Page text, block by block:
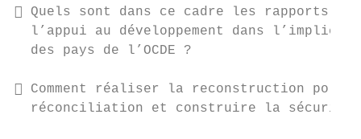
 Quels sont dans ce cadre les rapports
l’appui au développement dans
  des pays de l’OCDE ?
 Comment réaliser la reconstruction
réconciliation et construire la sécurité